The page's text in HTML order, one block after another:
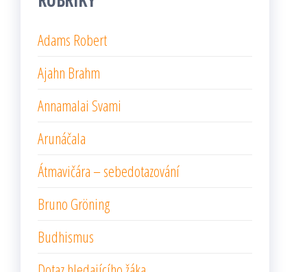
Adams Robert
Ajahn Brahm
Annamalai Svami
Arunáčala
Átmavičára – sebedotazování
Bruno Gröning
Budhismus